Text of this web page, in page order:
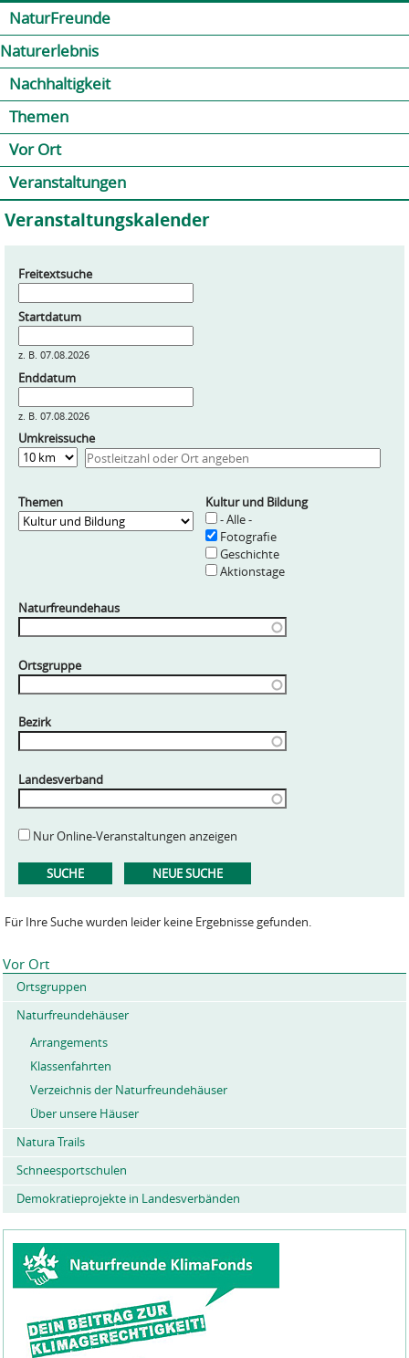
NaturFreunde
Naturerlebnis
Nachhaltigkeit
Themen
Vor Ort
Veranstaltungen
Veranstaltungskalender
Freitextsuche
Startdatum
z. B. 07.08.2026
Enddatum
z. B. 07.08.2026
Umkreissuche
Entfernung
Themen
Kultur und Bildung
- Alle -
Fotografie
Geschichte
Aktionstage
Naturfreundehaus
Ortsgruppe
Bezirk
Landesverband
Nur Online-Veranstaltungen anzeigen
Für Ihre Suche wurden leider keine Ergebnisse gefunden.
Vor Ort
Ortsgruppen
Naturfreundehäuser
Arrangements
Klassenfahrten
Verzeichnis der Naturfreundehäuser
Über unsere Häuser
Natura Trails
Schneesportschulen
Demokratieprojekte in Landesverbänden